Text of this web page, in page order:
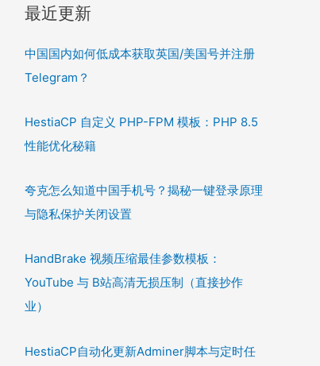
最近更新
中国国内如何低成本获取英国/美国号并注册
Telegram？
HestiaCP 自定义 PHP-FPM 模板：PHP 8.5
性能优化秘籍
夸克怎么知道中国手机号？揭秘一键登录原理
与隐私保护关闭设置
HandBrake 视频压缩最佳参数模板：
YouTube 与 B站高清无损压制（直接抄作
业）
HestiaCP自动化更新Adminer脚本与定时任